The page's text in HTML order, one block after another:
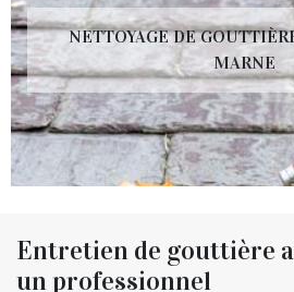
NETTOYAGE DE
MARNE
Entretien de gouttière
un professionnel